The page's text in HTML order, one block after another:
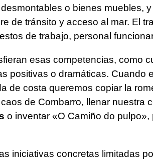
o bienes muebles,
de tránsito y acceso al mar. El
de trabajo, personal
esas competencias, como
positivas o dramáticas. Cuando
de costa queremos copiar la
caos de Combarro, llenar nuestra
o inventar «O Camiño do
iniciativas concretas limitadas